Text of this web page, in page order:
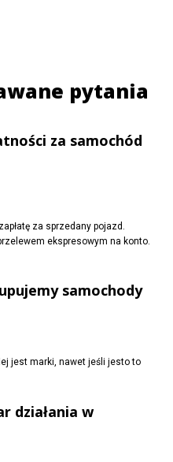
pytania
za samochód
za sprzedany pojazd.
ekspresowym na konto.
samochody
jest marki, nawet jeśli jesto to
działania w